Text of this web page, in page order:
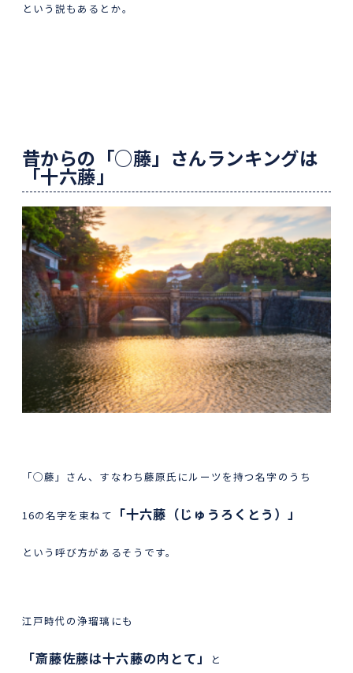
という説もあるとか。
昔からの「○藤」さんランキングは
「十六藤」
「◯藤」さん、すなわち藤原氏にルーツを持つ名字のうち
16の名字を束ねて 「十六藤（じゅうろくとう）」
という呼び方があるそうです。
江戸時代の浄瑠璃にも
「斎藤佐藤は十六藤の内とて」 と